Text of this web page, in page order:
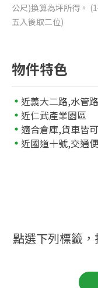
公尺)換算為坪所得。
五入後取二位)
物件特色
近義大二路,水管路
近仁武產業園區
適合倉庫,貨車皆
近國道十號,交通
點選下列標籤